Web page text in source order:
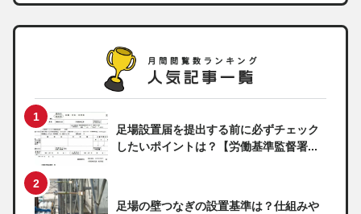
足場設置届を提出する前に必ずチェック
したいポイントは？【労働基準監督署...
足場の壁つなぎの設置基準は？仕組みや